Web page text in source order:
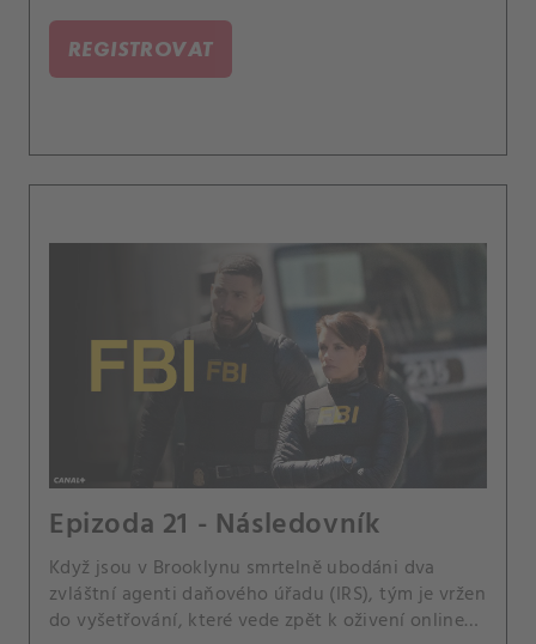
může být dílem umělé inteligence.
REGISTROVAT
Epizoda 21 - Následovník
Když jsou v Brooklynu smrtelně ubodáni dva
zvláštní agenti daňového úřadu (IRS), tým je vržen
do vyšetřování, které vede zpět k oživení online